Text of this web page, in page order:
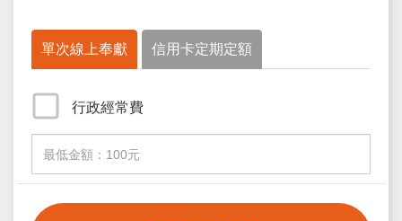
單次線上奉獻 信用卡定期定額
行政經常費